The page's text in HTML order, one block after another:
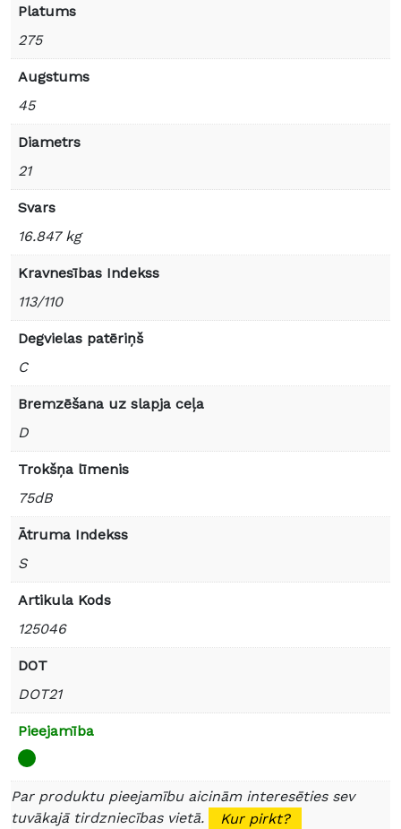
Platums
275
Augstums
45
Diametrs
21
Svars
16.847 kg
Kravnesības Indekss
113/110
Degvielas patēriņš
C
Bremzēšana uz slapja ceļa
D
Trokšņa līmenis
75dB
Ātruma Indekss
S
Artikula Kods
125046
DOT
DOT21
Pieejamība
Par produktu pieejamību aicinām interesēties sev
tuvākajā tirdzniecības vietā.
Kur pirkt?